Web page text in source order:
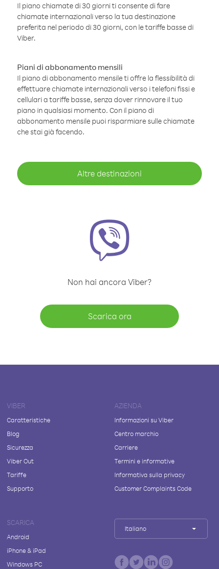
Il piano chiamate di 30 giorni ti consente di fare
chiamate internazionali verso la tua destinazione
preferita nel periodo di 30 giorni, con le tariffe basse di
Viber.
Piani di abbonamento mensili
Il piano di abbonamento mensile ti offre la flessibilità di
effettuare chiamate internazionali verso i telefoni fissi e
cellulari a tariffe basse, senza dover rinnovare il tuo
piano in qualsiasi momento. Con il piano di
abbonamento mensile puoi risparmiare sulle chiamate
che stai già facendo.
Altre destinazioni
Non hai ancora Viber?
Scarica ora
VIBER
Caratteristiche
Blog
Sicurezza
Viber Out
Tariffe
Supporto
AZIENDA
Informazioni su Viber
Centro marchio
Carriere
Termini e informative
Informativa sulla privacy
Customer Complaints Code
SCARICA
Android
iPhone & iPad
Windows PC
Italiano